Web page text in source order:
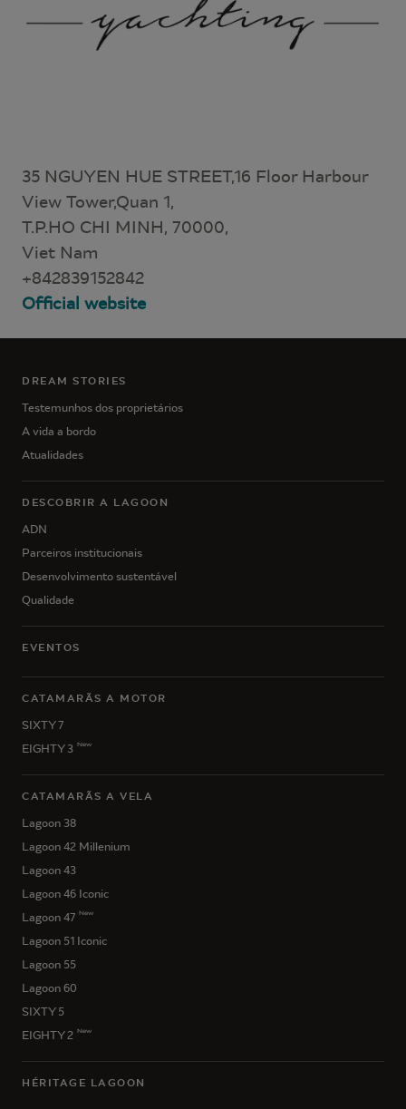
35 NGUYEN HUE STREET,16 Floor Harbour
View Tower,Quan 1,
T.P.HO CHI MINH, 70000,
Viet Nam
+842839152842
Official website
DREAM STORIES
Testemunhos dos proprietários
A vida a bordo
Atualidades
DESCOBRIR A LAGOON
ADN
Parceiros institucionais
Desenvolvimento sustentável
Qualidade
EVENTOS
CATAMARÃS A MOTOR
SIXTY 7
EIGHTY 3 New
CATAMARÃS A VELA
Lagoon 38
Lagoon 42 Millenium
Lagoon 43
Lagoon 46 Iconic
Lagoon 47 New
Lagoon 51 Iconic
Lagoon 55
Lagoon 60
SIXTY 5
EIGHTY 2
New
HÉRITAGE LAGOON